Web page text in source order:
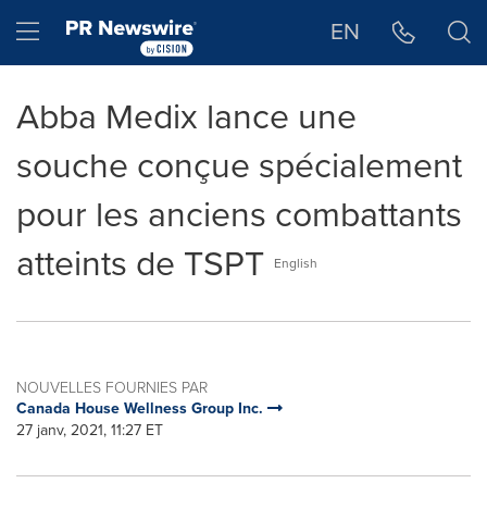
Hamburger menu EN
Abba Medix lance une
souche conçue spécialement
pour les anciens combattants
atteints de TSPT English
NOUVELLES FOURNIES PAR
Canada House Wellness Group Inc.
27 janv, 2021, 11:27 ET